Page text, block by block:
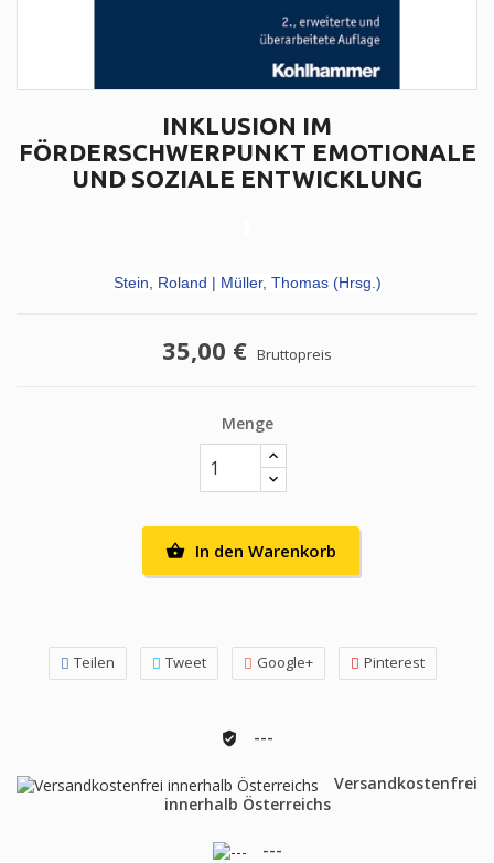
INKLUSION IM
FÖRDERSCHWERPUNKT EMOTIONALE
UND SOZIALE ENTWICKLUNG
Stein, Roland | Müller, Thomas (Hrsg.)
35,00 € Bruttopreis
Menge
 In den Warenkorb
Teilen Tweet Google+ Pinterest
---
Versandkostenfrei
innerhalb Österreichs
---